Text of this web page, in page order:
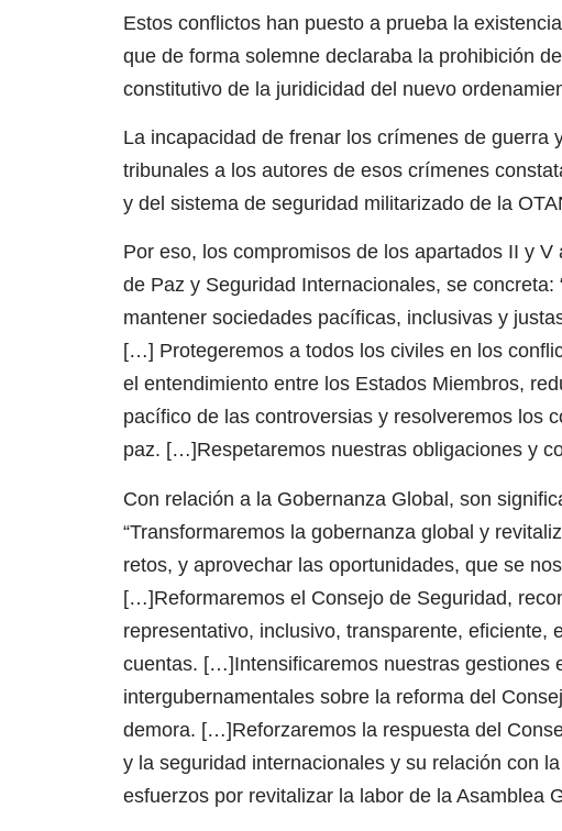
Estos conflictos han puesto a prueba la
que de forma solemne declaraba la prohibición
constitutivo de la juridicidad del nuevo
La incapacidad de frenar los crímenes de
tribunales a los autores de esos crímenes
y del sistema de seguridad militarizado de la
Por eso, los compromisos de los apartados II y
de Paz y Seguridad Internacionales, se
mantener sociedades pacíficas, inclusivas y
[…] Protegeremos a todos los civiles en los
el entendimiento entre los Estados Miembros,
pacífico de las controversias y resolveremos los
paz. […]Respetaremos nuestras obligaciones y
Con relación a la Gobernanza Global, son
“Transformaremos la gobernanza global y
retos, y aprovechar las oportunidades, que se
[…]Reformaremos el Consejo de Seguridad,
representativo, inclusivo, transparente, eficiente,
cuentas. […]Intensificaremos nuestras gestiones
intergubernamentales sobre la reforma del
demora. […]Reforzaremos la respuesta del
y la seguridad internacionales y su relación con
esfuerzos por revitalizar la labor de la Asamblea